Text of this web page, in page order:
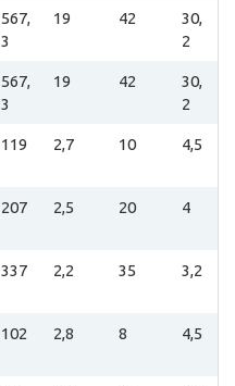
567,
3
19 42
30,
2
567,
3
19 42
30,
2
119 2,7 10 4,5
207 2,5 20 4
337 2,2 35 3,2
102 2,8 8 4,5